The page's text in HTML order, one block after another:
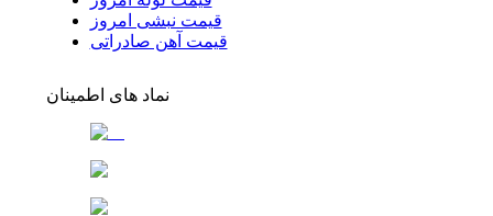
قیمت نبشی امروز
قیمت آهن صادراتی
نماد های اطمینان